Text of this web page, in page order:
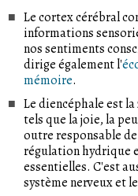
Le cortex cérébral
informations
nos sentiments
dirige également l'
mémoire.
Le diencéphale est
tels que la joie, la
outre responsable
régulation hydrique
essentielles. C'est
système nerveux et